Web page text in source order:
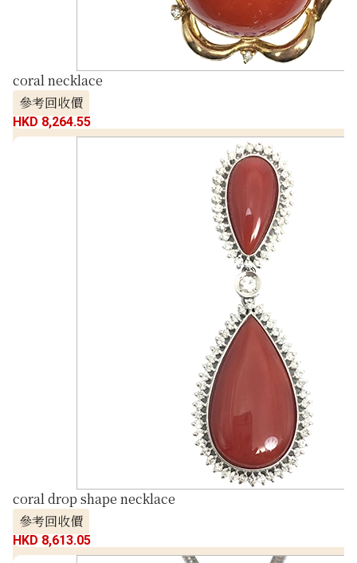
coral necklace
參考回收價
HKD 8,264.55
coral drop shape necklace
參考回收價
HKD 8,613.05